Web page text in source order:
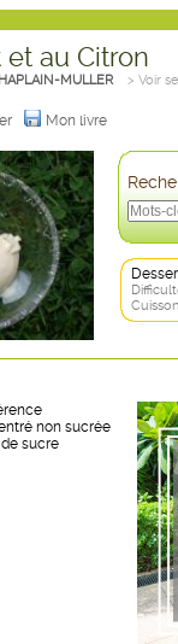
et au Citron
MULLER > Voir
Mon livre
non sucrée
sucre